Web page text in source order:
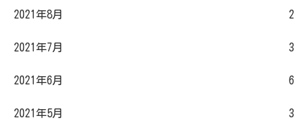
2021年8月 2
2021年7月 3
2021年6月 6
2021年5月 3